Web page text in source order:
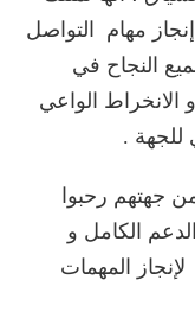
مهام التواصل
النجاح في
الواعي
للجهة .
جهتهم رحبوا
الكامل و
المهمات